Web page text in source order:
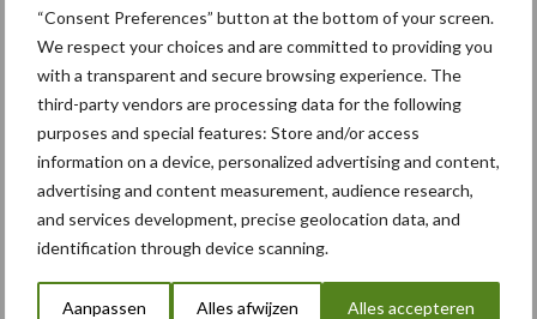
“Consent Preferences” button at the bottom of your screen.
We respect your choices and are committed to providing you
with a transparent and secure browsing experience. The
third-party vendors are processing data for the following
purposes and special features: Store and/or access
information on a device, personalized advertising and content,
advertising and content measurement, audience research,
and services development, precise geolocation data, and
identification through device scanning.
Aanpassen Alles afwijzen Alles accepteren
5 aug
Albourgh Tyres breidt uit naar
nieuwe marktsegmenten
5 aug
Caterpillar breidt gamma
elektrische bulldozers uit
5 aug
Komatsu HM460-6 knikdumper legt